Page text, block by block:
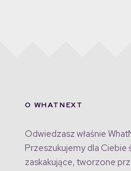
O WHATNEXT
Odwiedzasz właśnie
Przeszukujemy dla Ciebie
zaskakujące, tworzone